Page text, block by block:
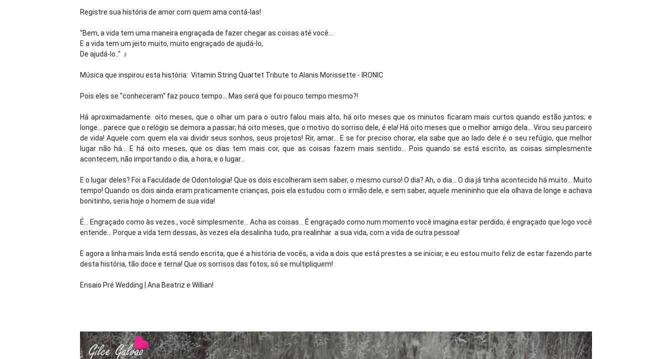
Registre sua história de amor com quem ama contá-las!
"Bem, a vida tem uma maneira engraçada de fazer chegar as coisas até você...
E a vida tem um jeito muito, muito engraçado de ajudá-lo,
De ajudá-lo.." ♪
Música que inspirou esta história: Vitamin String Quartet Tribute to Alanis Morissette - IRONIC
Pois eles se "conheceram" faz pouco tempo... Mas será que foi pouco tempo mesmo?!
Há aproximadamente oito meses, que o olhar um para o outro falou mais alto, há oito meses que os minutos ficaram mais curtos quando estão juntos; e
longe... parece que o relógio se demora a passar; há oito meses, que o motivo do sorriso dele, é ela! Há oito meses que o melhor amigo dela... Virou seu parceiro
de vida! Aquele com quem ela vai dividir seus sonhos, seus projetos! Rir, amar... E se for preciso chorar, ela sabe que ao lado dele é o seu refúgio, que melhor
lugar não há... E há oito meses, que os dias tem mais cor, que as coisas fazem mais sentido... Pois quando se está escrito, as coisas simplesmente
acontecem, não importando o dia, a hora, e o lugar...
E o lugar deles? Foi a Faculdade de Odontologia! Que os dois escolheram sem saber, o mesmo curso! O dia? Ah, o dia... O dia já tinha acontecido há muito... Muito
tempo! Quando os dois ainda eram praticamente crianças, pois ela estudou com o irmão dele, e sem saber, aquele menininho que ela olhava de longe e achava
bonitinho, seria hoje o homem de sua vida!
É... Engraçado como às vezes., você simplesmente... Acha as coisas... É engraçado como num momento você imagina estar perdido, é engraçado que logo você
entende... Porque a vida tem dessas, às vezes ela desalinha tudo, pra realinhar a sua vida, com a vida de outra pessoa!
E agora a linha mais linda está sendo escrita, que é a história de vocês, a vida a dois que está prestes a se iniciar, e eu estou muito feliz de estar fazendo parte
desta história, tão doce e terna! Que os sorrisos das fotos, só se multipliquem!
Ensaio Pré Wedding | Ana Beatriz e Willian!